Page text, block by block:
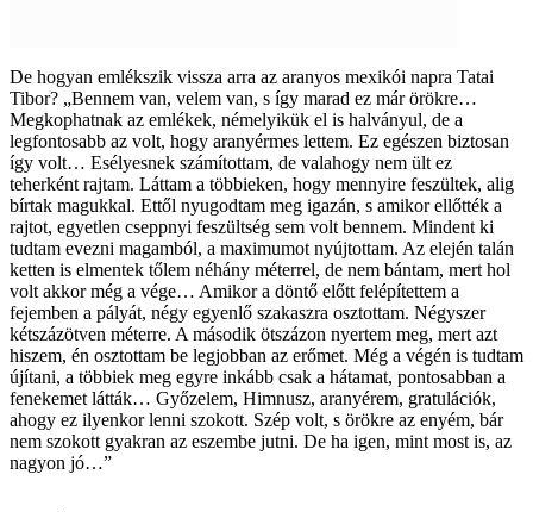
De hogyan emlékszik vissza arra az aranyos mexikói napra Tatai
Tibor? „Bennem van, velem van, s így marad ez már örökre…
Megkophatnak az emlékek, némelyikük el is halványul, de a
legfontosabb az volt, hogy aranyérmes lettem. Ez egészen biztosan
így volt… Esélyesnek számítottam, de valahogy nem ült ez
teherként rajtam. Láttam a többieken, hogy mennyire feszültek, alig
bírtak magukkal. Ettől nyugodtam meg igazán, s amikor ellőtték a
rajtot, egyetlen cseppnyi feszültség sem volt bennem. Mindent ki
tudtam evezni magamból, a maximumot nyújtottam. Az elején talán
ketten is elmentek tőlem néhány méterrel, de nem bántam, mert hol
volt akkor még a vége… Amikor a döntő előtt felépítettem a
fejemben a pályát, négy egyenlő szakaszra osztottam. Négyszer
kétszázötven méterre. A második ötszázon nyertem meg, mert azt
hiszem, én osztottam be legjobban az erőmet. Még a végén is tudtam
újítani, a többiek meg egyre inkább csak a hátamat, pontosabban a
fenekemet látták… Győzelem, Himnusz, aranyérem, gratulációk,
ahogy ez ilyenkor lenni szokott. Szép volt, s örökre az enyém, bár
nem szokott gyakran az eszembe jutni. De ha igen, mint most is, az
nagyon jó…”